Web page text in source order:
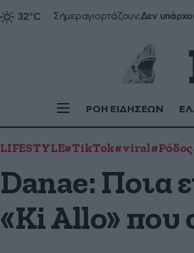
Σήμεραγιορτάζουν:Δεν
ΡΟΗ ΕΙΔΗΣΕΩΝ
LIFESTYLE#TikTok#viral#Ρόδος
Danae: Ποια
«Ki Allo» που